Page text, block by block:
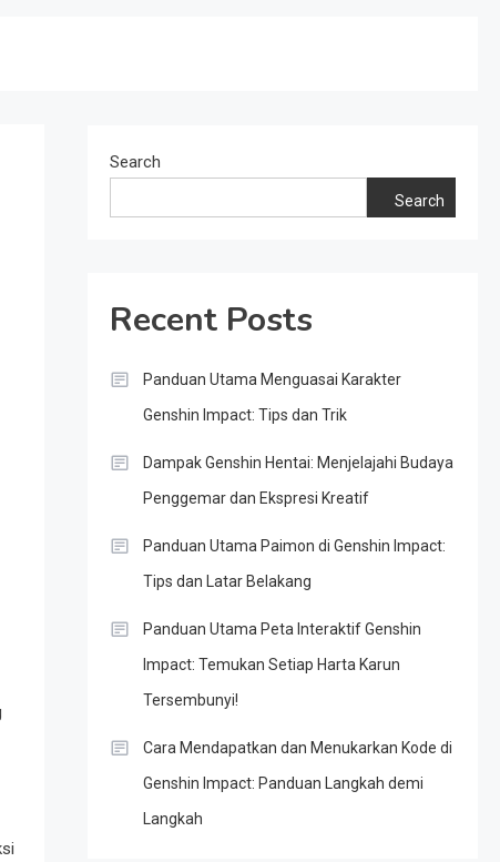
Search
Search
Recent Posts
Panduan Utama Menguasai Karakter
Genshin Impact: Tips dan Trik
Dampak Genshin Hentai: Menjelajahi Budaya
Penggemar dan Ekspresi Kreatif
Panduan Utama Paimon di Genshin Impact:
Tips dan Latar Belakang
Panduan Utama Peta Interaktif Genshin
Impact: Temukan Setiap Harta Karun
Tersembunyi!
Cara Mendapatkan dan Menukarkan Kode di
Genshin Impact: Panduan Langkah demi
Langkah